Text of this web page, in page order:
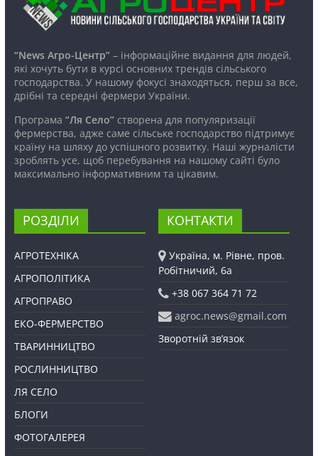
“News Агро-Центр”– інформаційне видання для людей,
які хочуть бути в курсі основних трендів сільського
господарства. У нашому фокусі знаходяться, перш за все,
дрібні та середні фермери України.
Програма “Ля Село”створена для популяризації
фермерства, адже саме сільське господарство підтримує
країну на шляху до успішного розвитку. Наші журналісти
зроблять усе, щоб перебування на нашому сайті було
максимально інформативним та цікавим.
РОЗДІЛИ
АГРОТЕХНІКА
АГРОПОЛІТИКА
АГРОПРАВО
ЕКО-ФЕРМЕРСТВО
ТВАРИННИЦТВО
РОСЛИННИЦТВО
ЛЯ СЕЛО
БЛОГИ
ФОТОГАЛЕРЕЯ
КОНТАКТИ
Україна, м. Рівне, пров.
Робітничий, 6а
+38 067 364 71 72
agroc.news@gmail.com
Зворотній зв’язок